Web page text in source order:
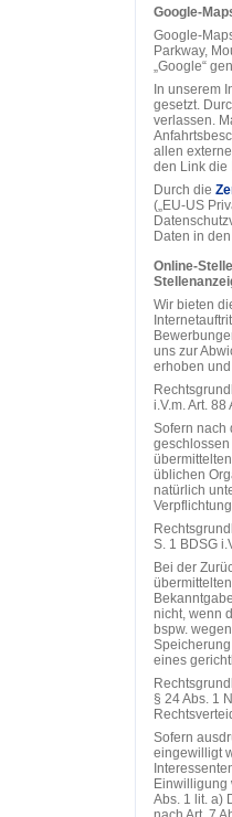
Google-
Google-
Parkway,
„Google“
In unserem
gesetzt.
verlassen.
allen
den Link die
Durch die
(„EU-US
Daten in
Online-
Wir bieten
uns zur
erhoben
i.V.m. Art. 88
Sofern nach
üblichen
natürlich
S. 1 BDSG
Bei der
nicht, wenn
bspw.
eines
§ 24 Abs. 1
Sofern
eingewilligt
Einwilligung
Abs. 1 lit. a)